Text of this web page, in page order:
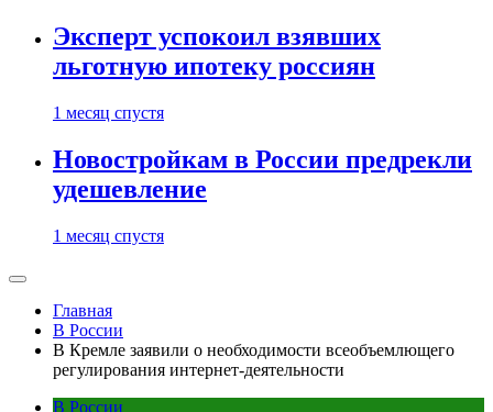
Эксперт успокоил взявших
льготную ипотеку россиян
1 месяц спустя
Новостройкам в России предрекли
удешевление
1 месяц спустя
Главная
В России
В Кремле заявили о необходимости всеобъемлющего
регулирования интернет-деятельности
В России